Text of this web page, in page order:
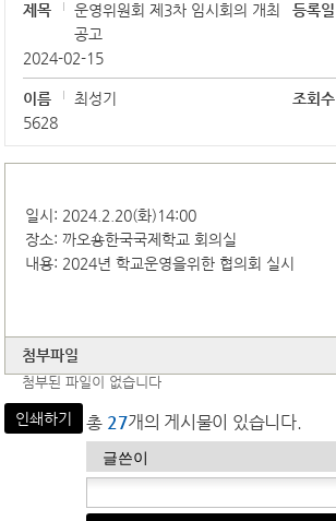
제목
운영위원회 제3차 임시회의 개최
공고
등록일
2024-02-15
이름 최성기
조회수
5628
일시: 2024.2.20(화)14:00
장소: 까오숑한국국제학교 회의실
내용: 2024년 학교운영을위한 협의회 실시
첨부파일
첨부된 파일이 없습니다
인쇄하기 총 27개의 게시물이 있습니다.